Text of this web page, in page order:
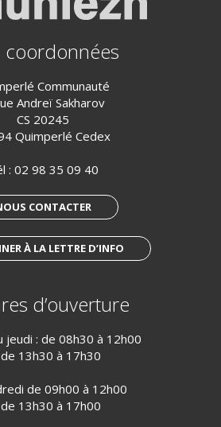
coordonnées
Communauté
Andreï Sakharov
CS 20245
Quimperlé Cedex
: 02 98 35 09 40
CONTACTER
À LA LETTRE D’INFO
d’ouverture
jeudi : de 08h30 à 12h00
13h30 à 17h30
de 09h00 à 12h00
13h30 à 17h00